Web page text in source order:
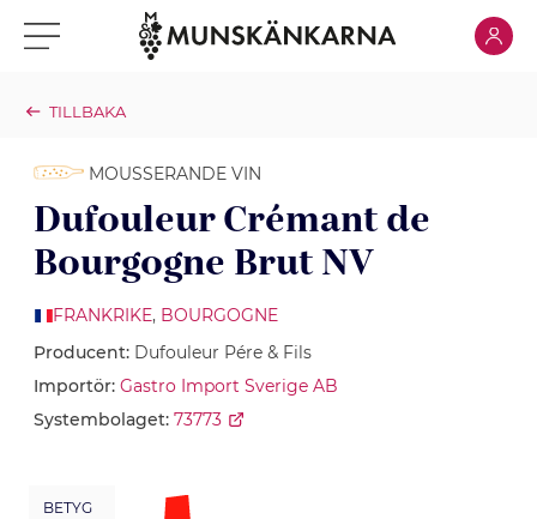
Klicka för meny Klicka
TILLBAKA
MOUSSERANDE VIN
Dufouleur Crémant de
Bourgogne Brut NV
FRANKRIKE, BOURGOGNE
Producent: Dufouleur Pére & Fils
Importör: Gastro Import Sverige AB
Systembolaget: 73773
BETYG